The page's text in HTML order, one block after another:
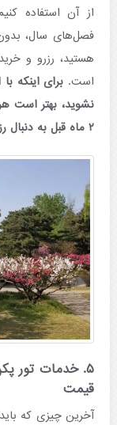
از آن استفاده
فصل‌های سال،
هستید، رزرو و
است. برای اینکه
۲ ماه قبل به دنبال رزرو و خرید تور باشید.
۵. خدمات تور
قیمت
آخرین چیزی که